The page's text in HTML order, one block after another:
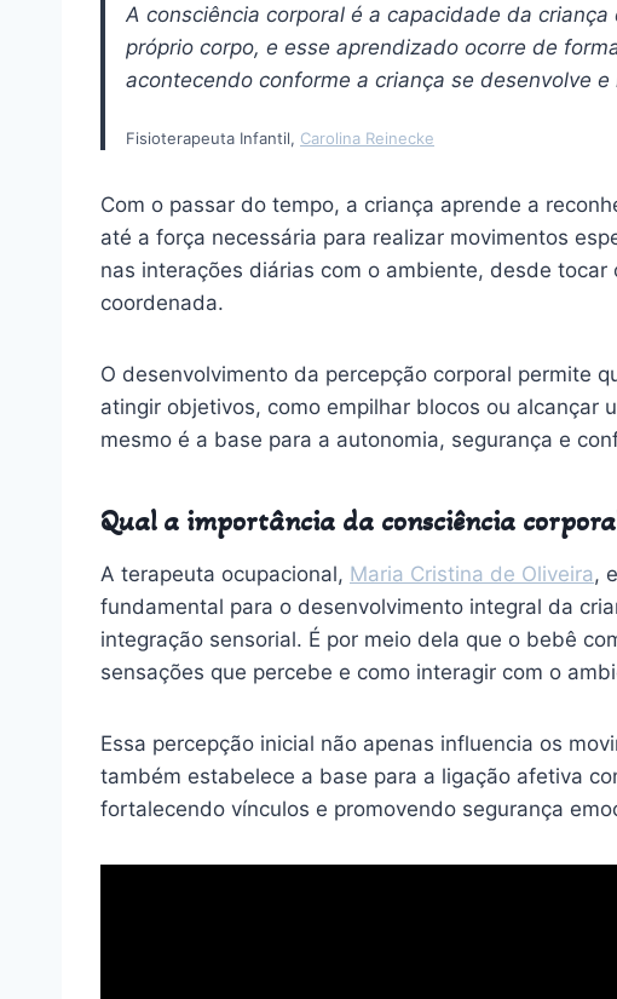
A consciência corporal é a capacidade da
próprio corpo, e esse aprendizado ocorre de
acontecendo conforme a criança se desenvolve
Fisioterapeuta Infantil, Carolina Reinecke
Com o passar do tempo, a criança aprende a
até a força necessária para realizar movimentos
nas interações diárias com o ambiente, desde
coordenada.
O desenvolvimento da percepção corporal permite
atingir objetivos, como empilhar blocos ou alcançar
mesmo é a base para a autonomia, segurança e
Qual a importância da consciência
A terapeuta ocupacional, Maria Cristina de Oliveira,
fundamental para o desenvolvimento integral da
integração sensorial. É por meio dela que o bebê
sensações que percebe e como interagir com o
Essa percepção inicial não apenas influencia os
também estabelece a base para a ligação afetiva
fortalecendo vínculos e promovendo segurança